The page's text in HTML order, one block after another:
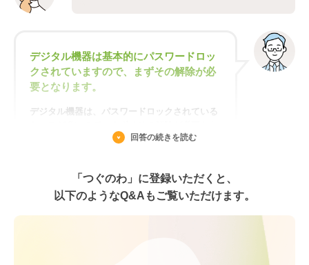
れば、代用は可能です。
ます。得意先については営業部、仕入先につい
ては資材部等、普段からやり取りをしている担
当者を選定するとスムーズでしょう。
③各担当者で手分けをして、全取引先へ訃報・
デジタル機器は基本的にパスワードロッ
クされていますので、まずその解除が必
要となります。
デジタル機器は、パスワードロックされている
パソコンの機種等にもよりますが、ログインパ
スワードのリセット等様々な方法によりパスワ
回答の続きを読む
「つぐのわ」に登録いただくと、
以下のようなQ&Aもご覧いただけます。